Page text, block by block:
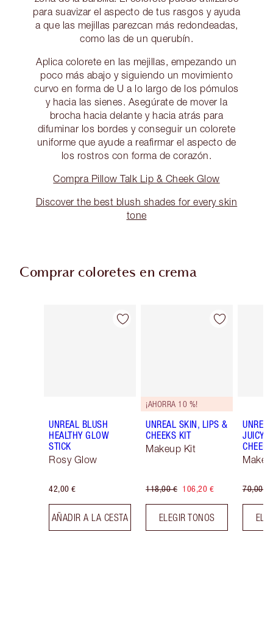
para suavizar el aspecto de tus rasgos y ayuda
a que las mejillas parezcan más redondeadas,
como las de un querubín.
Aplica colorete en las mejillas, empezando un
poco más abajo y siguiendo un movimiento
curvo en forma de U a lo largo de los pómulos
y hacia las sienes. Asegúrate de mover la
brocha hacia delante y hacia atrás para
difuminar los bordes y conseguir un colorete
uniforme que ayude a reafirmar el aspecto de
los rostros con forma de corazón.
Compra Pillow Talk Lip & Cheek Glow
Discover the best blush shades for every skin
tone
Comprar coloretes en crema
Artículo 1 de 29
UNREAL BLUSH
HEALTHY GLOW
STICK
Rosy Glow
42,00 €
AÑADIR A LA CESTA
Artículo 2 de 29
¡AHORRA 10 %!
UNREAL SKIN, LIPS &
CHEEKS KIT
Makeup Kit
118,00 € 106,20 €
ELEGIR TONOS
UNREAL
CHEEK
70,00 €